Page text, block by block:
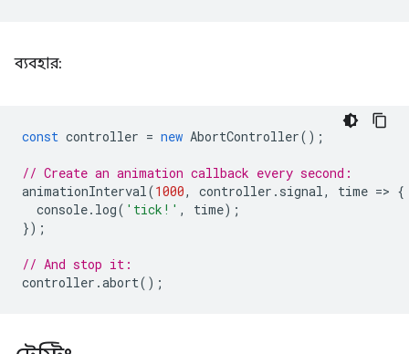
ব্যবহার:
const controller = new AbortController();
// Create an animation callback every second:
animationInterval(1000, controller . signal, time => {
console. log( 'tick!' , time);
});
// And stop it:
controller .abort();